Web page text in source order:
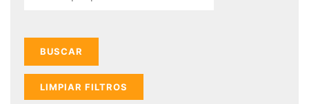
LIMPIAR FILTROS